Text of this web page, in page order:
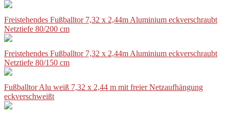
Freistehendes Fußballtor 7,32 x 2,44m Aluminium eckverschraubt
Netztiefe 80/200 cm
Freistehendes Fußballtor 7,32 x 2,44m Aluminium eckverschraubt
Netztiefe 80/150 cm
Fußballtor Alu weiß 7,32 x 2,44 m mit freier Netzaufhängung
eckverschweißt